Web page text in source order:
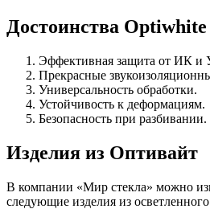
Достоинства Optiwhite
Эффективная защита от ИК и
Прекрасные
Универсальность обработки.
Устойчивость к деформациям.
Безопасность при разбивании.
Изделия из Оптивайт
В компании «Мир стекла» можно
следующие изделия из осветленного